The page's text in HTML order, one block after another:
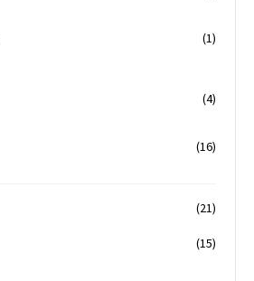
(1)
(4)
(16)
(21)
(15)